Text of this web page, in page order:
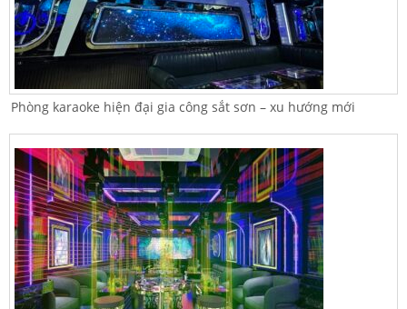
Phòng karaoke hiện đại gia công sắt sơn – xu hướng mới